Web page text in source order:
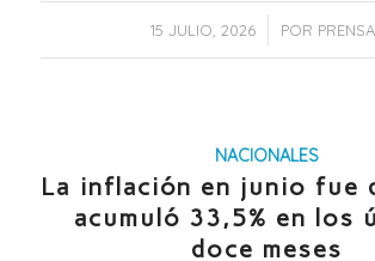
15 JULIO, 2026
/ POR
NACIONALES
La inflación en junio fue
acumuló 33,5% en los
doce meses